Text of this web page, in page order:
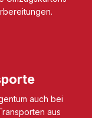
auch bei
aus